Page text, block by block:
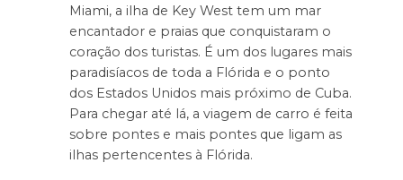
Miami, a ilha de Key West tem um mar
encantador e praias que conquistaram o
coração dos turistas. É um dos lugares mais
paradisíacos de toda a Flórida e o ponto
dos Estados Unidos mais próximo de Cuba.
Para chegar até lá, a viagem de carro é feita
sobre pontes e mais pontes que ligam as
ilhas pertencentes à Flórida.